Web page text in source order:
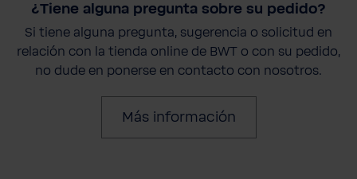
¿Tiene alguna pregunta sobre su pedido?
Si tiene alguna pregunta, sugerencia o solicitud en
relación con la tienda online de BWT o con su pedido,
no dude en ponerse en contacto con nosotros.
Más información